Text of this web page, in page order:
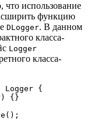
что использование
функцию
DLogger. В данном
класса-
Logger
класса-
Logger {
{}